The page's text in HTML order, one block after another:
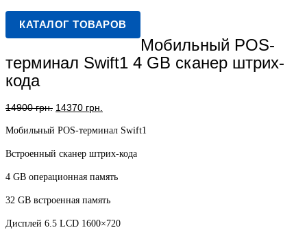
КАТАЛОГ ТОВАРОВ
Мобильный POS-
терминал Swift1 4 GB сканер штрих-
кода
14900грн. Первоначальная
составляла
14900 грн..
14370 грн.
14370 грн..
Мобильный POS-терминал Swift1
Встроенный сканер штрих-кода
4 GB операционная память
32 GB встроенная память
Дисплей 6.5 LCD 1600×720